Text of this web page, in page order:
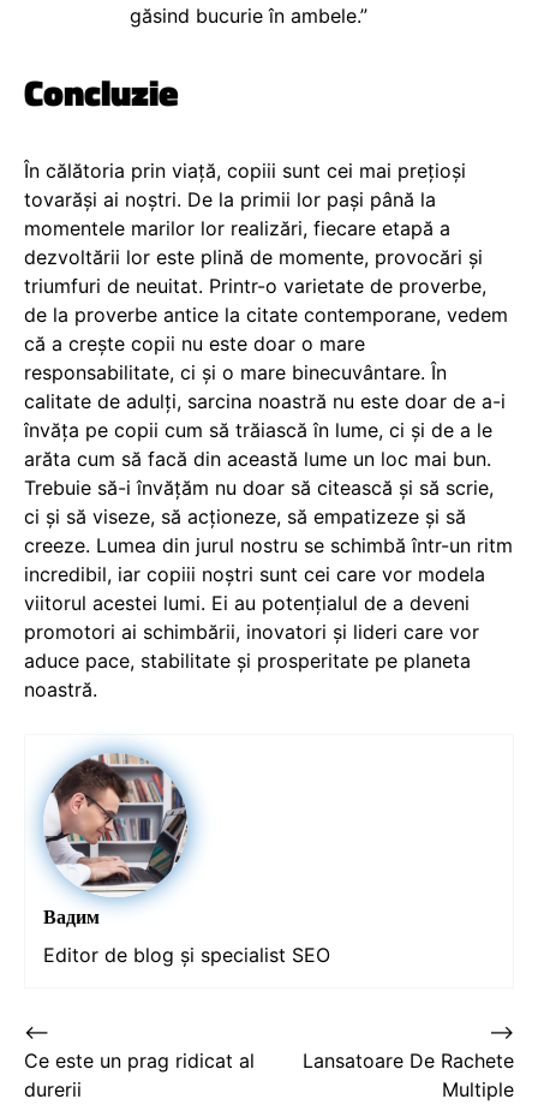
găsind bucurie în ambele.”
Concluzie
În călătoria prin viață, copiii sunt cei mai prețioși
tovarăși ai noștri. De la primii lor pași până la
momentele marilor lor realizări, fiecare etapă a
dezvoltării lor este plină de momente, provocări și
triumfuri de neuitat. Printr-o varietate de proverbe,
de la proverbe antice la citate contemporane, vedem
că a crește copii nu este doar o mare
responsabilitate, ci și o mare binecuvântare. În
calitate de adulți, sarcina noastră nu este doar de a-i
învăța pe copii cum să trăiască în lume, ci și de a le
arăta cum să facă din această lume un loc mai bun.
Trebuie să-i învățăm nu doar să citească și să scrie,
ci și să viseze, să acționeze, să empatizeze și să
creeze. Lumea din jurul nostru se schimbă într-un ritm
incredibil, iar copiii noștri sunt cei care vor modela
viitorul acestei lumi. Ei au potențialul de a deveni
promotori ai schimbării, inovatori și lideri care vor
aduce pace, stabilitate și prosperitate pe planeta
noastră.
Вадим
Editor de blog și specialist SEO
Post
navigation
⟵
Ce este un prag ridicat al
durerii
Lansatoare De Rachete
Multiple
⟶